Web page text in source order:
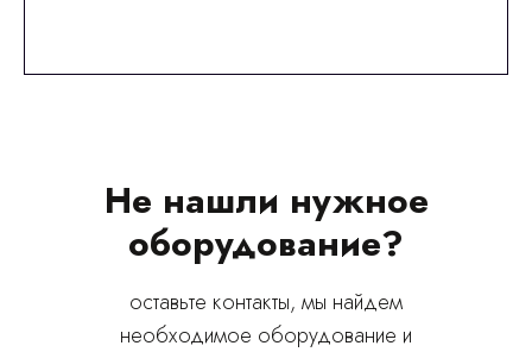
Не нашли нужное
оборудование?
оставьте контакты, мы найдем
необходимое оборудование и